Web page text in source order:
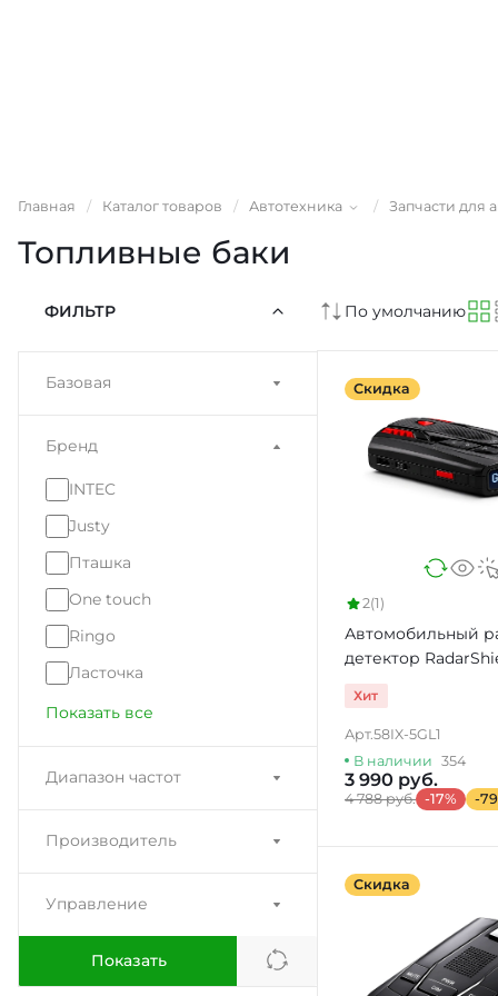
Главная / Каталог товаров / Автотехника / Запчасти для
Топливные баки
ФИЛЬТР
Базовая
Бренд
INTEC
Justy
Пташка
One touch
Ringo
Ласточка
Показать все
Диапазон частот
Производитель
Управление
Показать
По умолчанию
Скидка
2(1)
Автомобильный
детектор
GPS4200CT
Хит
Арт.58IX-5GL1
В наличии 354
3 990 руб.
4 788 руб. -17% -
Скидка